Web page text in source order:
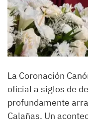
La Coronación
oficial a siglos de
profundamente
Calañas. Un